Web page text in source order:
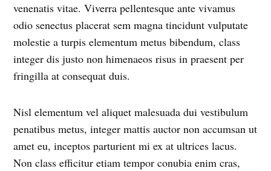
venenatis vitae. Viverra pellentesque ante vivamus
odio senectus placerat sem magna tincidunt vulputate
molestie a turpis elementum metus bibendum, class
integer dis justo non himenaeos risus in praesent per
fringilla at consequat duis.
Nisl elementum vel aliquet malesuada dui vestibulum
penatibus metus, integer mattis auctor non accumsan ut
amet eu, inceptos parturient mi ex at ultrices lacus.
Non class efficitur etiam tempor conubia enim cras,